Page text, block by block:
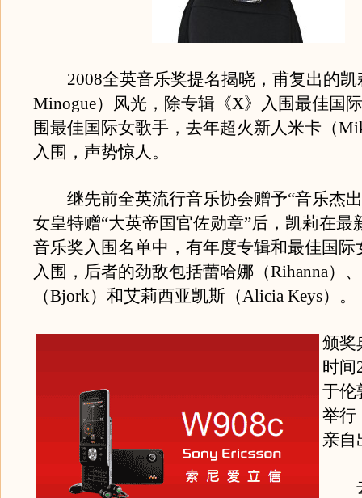
2008全英音乐奖提名揭晓，甫复出的凯
Minogue）风光，除专辑《X》入围最佳国
围最佳国际女歌手，去年超火新人米卡（
入围，声势惊人。
继先前全英流行音乐协会赠予“音乐杰出
女皇特赠“大英帝国官佐勋章”后，凯莉在最
音乐奖入围名单中，有年度专辑和最佳国际
入围，后者的劲敌包括蕾哈娜（Rihanna）
（Bjork）和艾莉西亚凯斯（Alicia Keys）。
颁奖
时间
于伦
举行
亲自
去